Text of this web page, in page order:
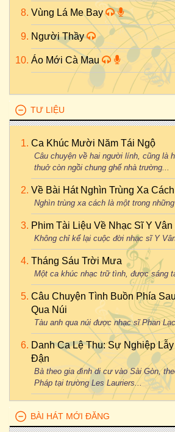
Vùng Lá Me Bay
Người Thầy
Áo Mới Cà Mau
TƯ LIỆU
Ca Khúc Mười Năm Tái Ngộ
Câu chuyện về hai người lính, cũng là
thuở còn ngồi chung ghế nhà trường...
Về Bài Hát Nghìn Trùng Xa Cách
Nghìn trùng xa cách là một trong
Phim Tài Liệu Về Nhạc Sĩ Y Vân
Không chỉ kể lại cuộc đời nhạc sĩ Y
Tháng Sáu Trời Mưa
Một ca khúc nhạc trữ tình, được sáng
Câu Chuyện Tình Buồn Phía
Qua Núi
Tàu anh qua núi được nhạc sĩ Phan
Danh Ca Lệ Thu: Sự Nghiệp
Đận
Bà theo gia đình di cư vào Sài Gòn,
Pháp tại trường Les Lauriers...
BÀI HÁT MỚI ĐĂNG